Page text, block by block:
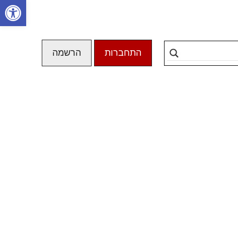
פתח
התחברות הרשמה